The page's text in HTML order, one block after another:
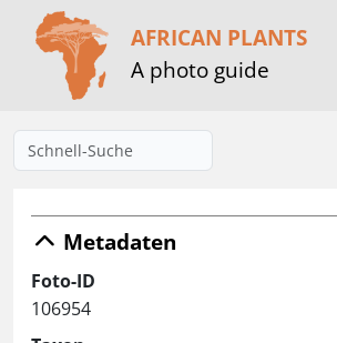
AFRICAN PLANTS
A photo guide
Metadaten
Foto-ID
106954